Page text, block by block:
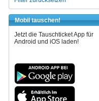
Mobil tauschen!
Jetzt die Tauschticket App für
Android und iOS laden!